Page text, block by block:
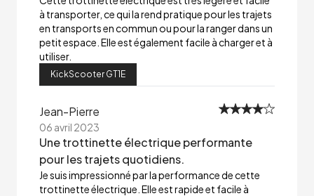
à transporter, ce qui la rend pratique pour les trajets
en transports en commun ou pour la ranger dans un
petit espace. Elle est également facile à charger et à
utiliser.
KickScooter GT1E
Jean-Pierre
06 avril 2023
Une trottinette électrique performante
pour les trajets quotidiens.
Je suis impressionné par la performance de cette
trottinette électrique. Elle est rapide et facile à